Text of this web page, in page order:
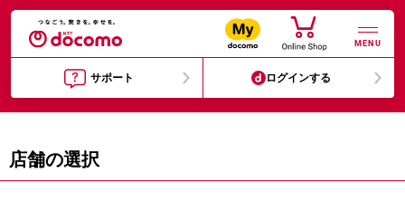
MENU
サポート ログインする
店舗の選択